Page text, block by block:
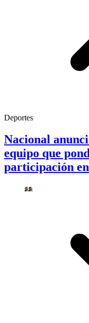
Deportes
Nacional
equipo que
participación